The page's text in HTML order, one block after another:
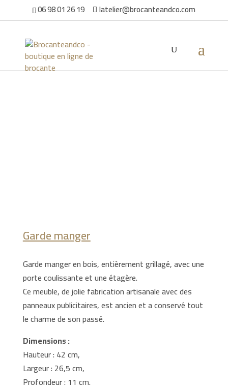
06 98 01 26 19 latelier@brocanteandco.com
Accueil/Par ambiance/ / Garde manger
Garde manger
Garde manger en bois, entièrement grillagé, avec une
porte coulissante et une étagère.
Ce meuble, de jolie fabrication artisanale avec des
panneaux publicitaires, est ancien et a conservé tout
le charme de son passé.
Dimensions :
Hauteur : 42 cm,
Largeur : 26,5 cm,
Profondeur : 11 cm.